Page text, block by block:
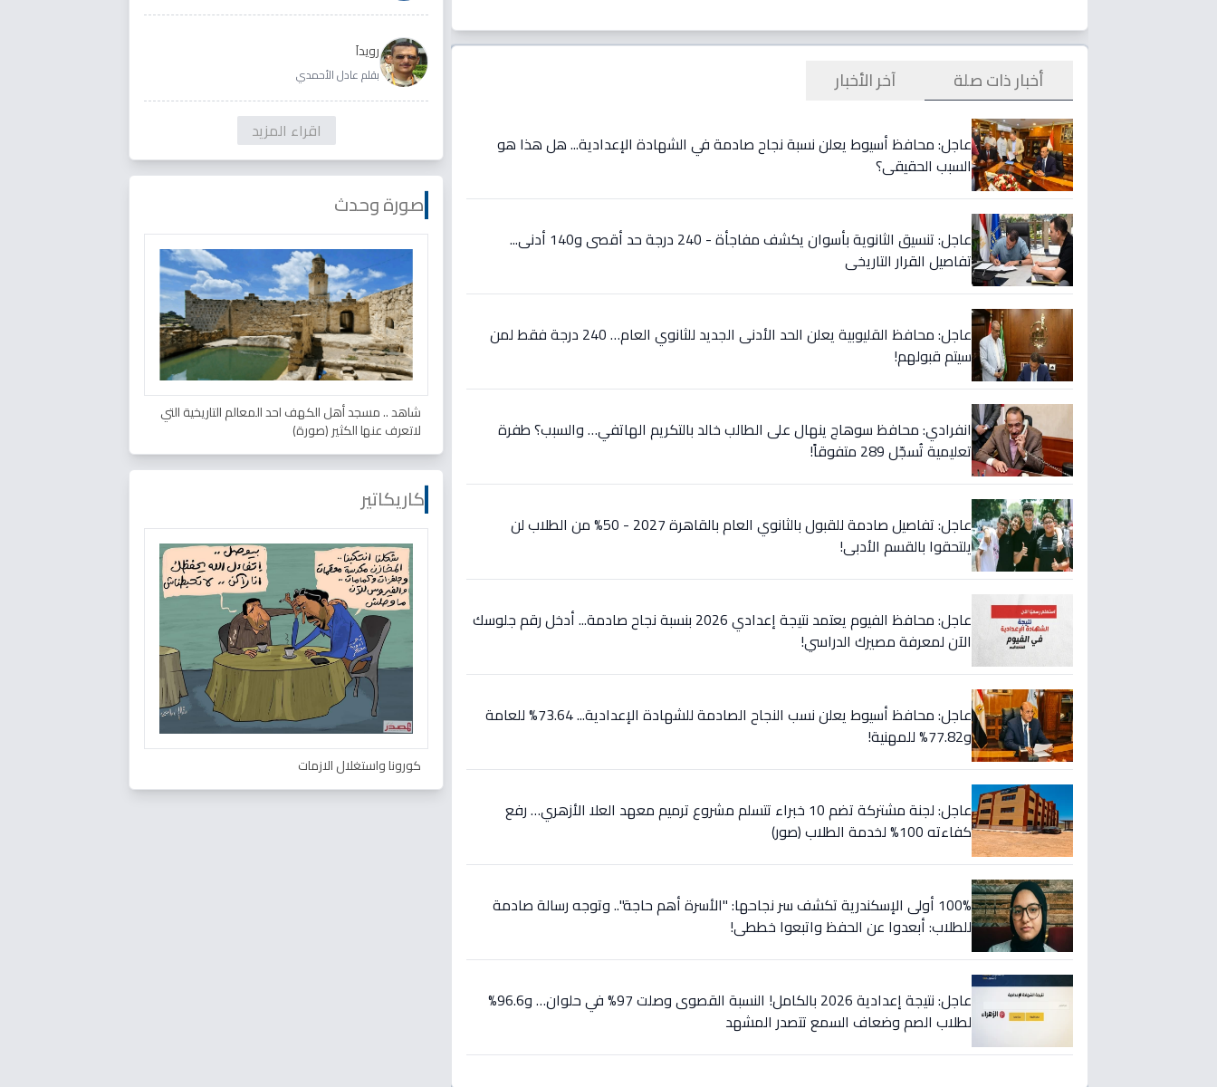
أخبار ذات صلة آخر الأخبار
عاجل: محافظ أسيوط يعلن نسبة نجاح صادمة في الشهادة الإعدادية... هل هذا هو
السبب الحقيقي؟
عاجل: تنسيق الثانوية بأسوان يكشف مفاجأة - 240 درجة حد أقصى و140 أدنى...
تفاصيل القرار التاريخي
عاجل: محافظ القليوبية يعلن الحد الأدنى الجديد للثانوي العام… 240 درجة فقط لمن
سيتم قبولهم!
انفرادي: محافظ سوهاج ينهال على الطالب خالد بالتكريم الهاتفي… والسبب؟ طفرة
تعليمية تُسجّل 289 متفوقاً!
عاجل: تفاصيل صادمة للقبول بالثانوي العام بالقاهرة 2027 - 50% من الطلاب لن
يلتحقوا بالقسم الأدبي!
عاجل: محافظ الفيوم يعتمد نتيجة إعدادي 2026 بنسبة نجاح صادمة... أدخل رقم جلوسك
الآن لمعرفة مصيرك الدراسي!
عاجل: محافظ أسيوط يعلن نسب النجاح الصادمة للشهادة الإعدادية... 73.64% للعامة
و77.82% للمهنية!
عاجل: لجنة مشتركة تضم 10 خبراء تتسلم مشروع ترميم معهد العلا الأزهري… رفع
كفاءته 100% لخدمة الطلاب (صور)
100% أولى الإسكندرية تكشف سر نجاحها: "الأسرة أهم حاجة".. وتوجه رسالة صادمة
للطلاب: أبعدوا عن الحفظ واتبعوا خططي!
عاجل: نتيجة إعدادية 2026 بالكامل! النسبة القصوى وصلت 97% في حلوان… و96.6%
لطلاب الصم وضعاف السمع تتصدر المشهد
رويداَ
بقلم عادل الأحمدي
اقراء المزيد
صورة وحدث
شاهد .. مسجد أهل الكهف احد المعالم التاريخية التي
لاتعرف عنها الكثير (صورة)
كاريكاتير
كورونا واستغلال الازمات